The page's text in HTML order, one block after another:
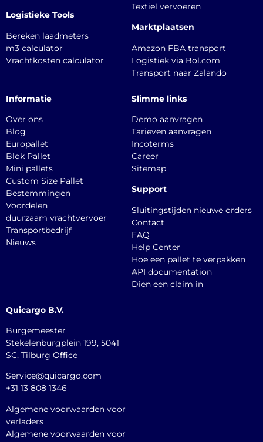
Logistieke Tools
Bereken laadmeters
m3 calculator
Vrachtkosten calculator
Textiel vervoeren
Marktplaatsen
Amazon FBA transport
Logistiek via Bol.com
Transport naar Zalando
Informatie
Over ons
Blog
Europallet
Blok Pallet
Mini pallets
Custom Size Pallet
Bestemmingen
Voordelen
duurzaam vrachtvervoer
Transportbedrijf
Nieuws
Slimme links
Demo aanvragen
Tarieven aanvragen
Incoterms
Career
Sitemap
Support
Sluitingstijden nieuwe orders
Contact
FAQ
Help Center
Hoe een pallet te verpakken
API documentation
Dien een claim in
Quicargo B.V.
Burgemeester
Stekelenburgplein 199, 5041
SC, Tilburg Office
Service@quicargo.com
+31 13 808 1346
Algemene voorwaarden voor
verladers
Algemene voorwaarden voor